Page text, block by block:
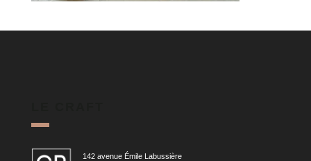
142 avenue Émile Labussière